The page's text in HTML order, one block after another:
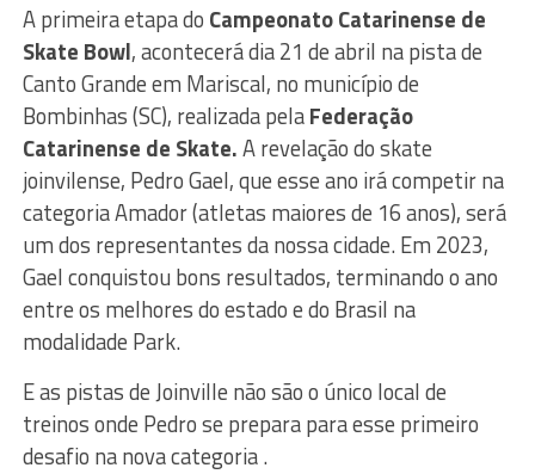
A primeira etapa do Campeonato Catarinense de
Skate Bowl, acontecerá dia 21 de abril na pista de
Canto Grande em Mariscal, no município de
Bombinhas (SC), realizada pelaFederação
Catarinense de Skate.A revelação do skate
joinvilense, Pedro Gael, que esse ano irá competir na
categoria Amador (atletas maiores de 16 anos), será
um dos representantes da nossa cidade. Em 2023,
Gael conquistou bons resultados, terminando o ano
entre os melhores do estado e do Brasil na
modalidade Park.
E as pistas de Joinville não são o único local de
treinos onde Pedro se prepara para esse primeiro
desafio na nova categoria .